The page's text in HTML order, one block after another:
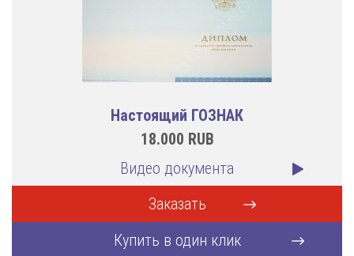
Настоящий ГОЗНАК
18.000 RUB
Видео документа
Заказать
Купить в один клик